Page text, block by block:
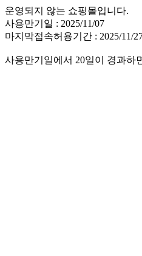
운영되지 않는 쇼핑몰입니다.
사용만기일 : 2025/11/07
마지막접속허용기간 : 2025/11/
사용만기일에서 20일이 경과하